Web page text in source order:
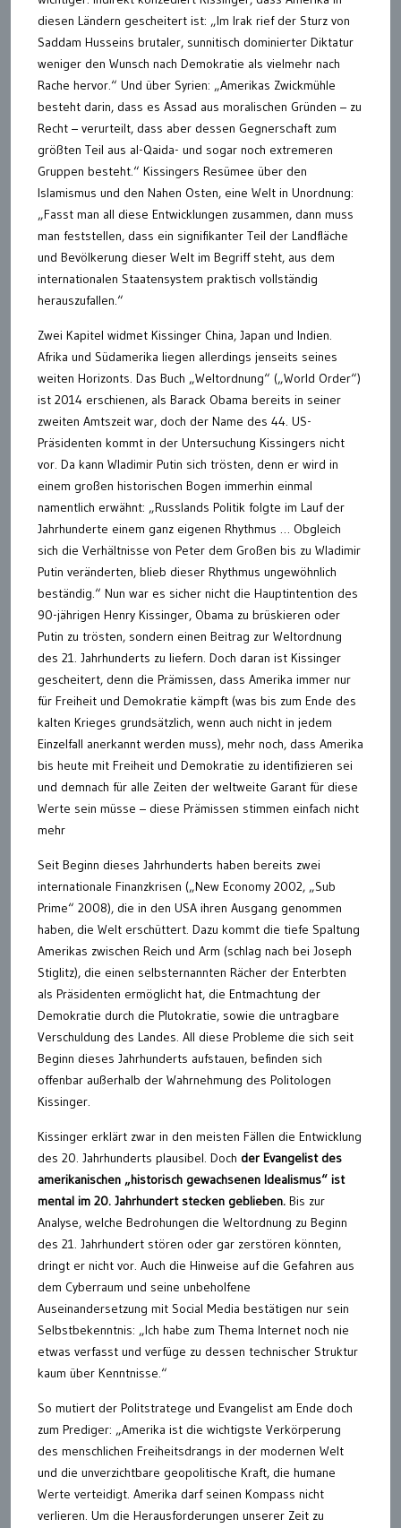
diesen Ländern gescheitert ist: „Im Irak rief der Sturz von
Saddam Husseins brutaler, sunnitisch dominierter Diktatur
weniger den Wunsch nach Demokratie als vielmehr nach
Rache hervor.“ Und über Syrien: „Amerikas Zwickmühle
besteht darin, dass es Assad aus moralischen Gründen – zu
Recht – verurteilt, dass aber dessen Gegnerschaft zum
größten Teil aus al-Qaida- und sogar noch extremeren
Gruppen besteht.“ Kissingers Resümee über den
Islamismus und den Nahen Osten, eine Welt in Unordnung:
„Fasst man all diese Entwicklungen zusammen, dann muss
man feststellen, dass ein signifikanter Teil der Landfläche
und Bevölkerung dieser Welt im Begriff steht, aus dem
internationalen Staatensystem praktisch vollständig
herauszufallen.“
Zwei Kapitel widmet Kissinger China, Japan und Indien.
Afrika und Südamerika liegen allerdings jenseits seines
weiten Horizonts. Das Buch „Weltordnung“ („World Order“)
ist 2014 erschienen, als Barack Obama bereits in seiner
zweiten Amtszeit war, doch der Name des 44. US-
Präsidenten kommt in der Untersuchung Kissingers nicht
vor. Da kann Wladimir Putin sich trösten, denn er wird in
einem großen historischen Bogen immerhin einmal
namentlich erwähnt: „Russlands Politik folgte im Lauf der
Jahrhunderte einem ganz eigenen Rhythmus … Obgleich
sich die Verhältnisse von Peter dem Großen bis zu Wladimir
Putin veränderten, blieb dieser Rhythmus ungewöhnlich
beständig.“ Nun war es sicher nicht die Hauptintention des
90-jährigen Henry Kissinger, Obama zu brüskieren oder
Putin zu trösten, sondern einen Beitrag zur Weltordnung
des 21. Jahrhunderts zu liefern. Doch daran ist Kissinger
gescheitert, denn die Prämissen, dass Amerika immer nur
für Freiheit und Demokratie kämpft (was bis zum Ende des
kalten Krieges grundsätzlich, wenn auch nicht in jedem
Einzelfall anerkannt werden muss), mehr noch, dass Amerika
bis heute mit Freiheit und Demokratie zu identifizieren sei
und demnach für alle Zeiten der weltweite Garant für diese
Werte sein müsse – diese Prämissen stimmen einfach nicht
mehr
Seit Beginn dieses Jahrhunderts haben bereits zwei
internationale Finanzkrisen („New Economy 2002, „Sub
Prime“ 2008), die in den USA ihren Ausgang genommen
haben, die Welt erschüttert. Dazu kommt die tiefe Spaltung
Amerikas zwischen Reich und Arm (schlag nach bei Joseph
Stiglitz), die einen selbsternannten Rächer der Enterbten
als Präsidenten ermöglicht hat, die Entmachtung der
Demokratie durch die Plutokratie, sowie die untragbare
Verschuldung des Landes. All diese Probleme die sich seit
Beginn dieses Jahrhunderts aufstauen, befinden sich
offenbar außerhalb der Wahrnehmung des Politologen
Kissinger.
Kissinger erklärt zwar in den meisten Fällen die Entwicklung
des 20. Jahrhunderts plausibel. Doch der Evangelist des
amerikanischen „historisch gewachsenen Idealismus“ ist
mental im 20. Jahrhundert stecken geblieben. Bis zur
Analyse, welche Bedrohungen die Weltordnung zu Beginn
des 21. Jahrhundert stören oder gar zerstören könnten,
dringt er nicht vor. Auch die Hinweise auf die Gefahren aus
dem Cyberraum und seine unbeholfene
Auseinandersetzung mit Social Media bestätigen nur sein
Selbstbekenntnis: „Ich habe zum Thema Internet noch nie
etwas verfasst und verfüge zu dessen technischer Struktur
kaum über Kenntnisse.“
So mutiert der Politstratege und Evangelist am Ende doch
zum Prediger: „Amerika ist die wichtigste Verkörperung
des menschlichen Freiheitsdrangs in der modernen Welt
und die unverzichtbare geopolitische Kraft, die humane
Werte verteidigt. Amerika darf seinen Kompass nicht
verlieren. Um die Herausforderungen unserer Zeit zu